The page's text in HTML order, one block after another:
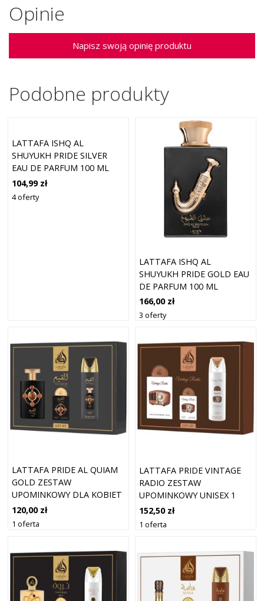
Opinie
Napisz swoją opinię produktu
Podobne produkty
LATTAFA ISHQ AL
SHUYUKH PRIDE SILVER
EAU DE PARFUM 100 ML
104,99 zł
4 oferty
LATTAFA ISHQ AL
SHUYUKH PRIDE GOLD EAU
DE PARFUM 100 ML
166,00 zł
3 oferty
LATTAFA PRIDE AL QUIAM
GOLD ZESTAW
UPOMINKOWY DLA KOBIET
1 SZT.
120,00 zł
1 oferta
LATTAFA PRIDE VINTAGE
RADIO ZESTAW
UPOMINKOWY UNISEX 1
SZT.
152,50 zł
1 oferta